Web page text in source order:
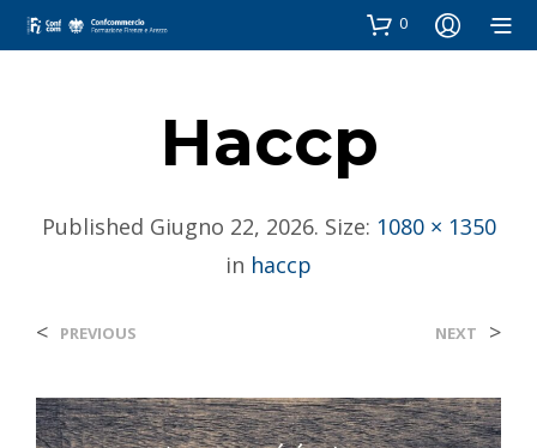
0
Haccp
Published Giugno 22, 2026. Size: 1080 × 1350
in haccp
< PREVIOUS NEXT >